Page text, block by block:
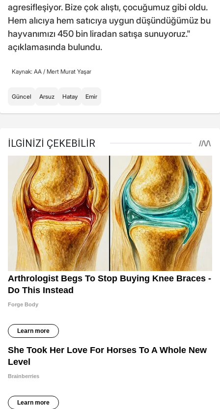
agresifleşiyor. Bize çok alıştı, çocuğumuz gibi oldu.
Hem alıcıya hem satıcıya uygun düşündüğümüz bu
hayvanımızı 450 bin liradan satışa sunuyoruz."
açıklamasında bulundu.
Kaynak: AA / Mert Murat Yaşar
Güncel Arsuz Hatay Emir